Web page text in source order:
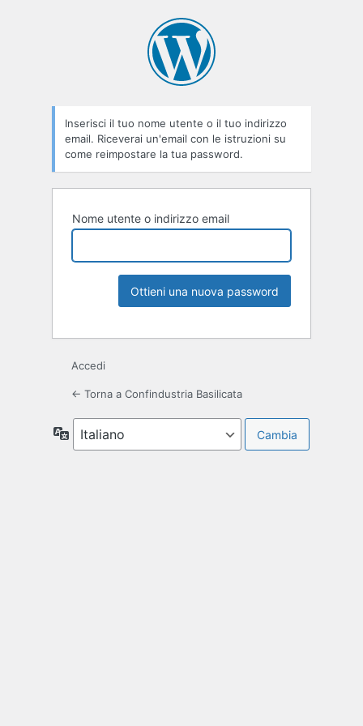
Inserisci il tuo nome utente o il tuo indirizzo
email. Riceverai un'email con le istruzioni su
come reimpostare la tua password.
Nome utente o indirizzo email
Accedi
← Torna a Confindustria Basilicata
Lingua